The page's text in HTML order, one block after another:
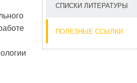
СПИСКИ ЛИТЕРАТУРЫ
ПОЛЕЗНЫЕ ССЫЛКИ